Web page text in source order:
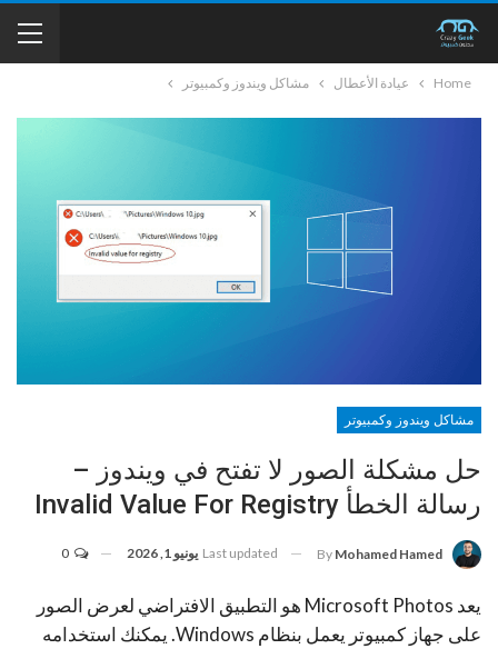
Home عيادة الأعطال مشاكل ويندوز وكمبيوتر
مشاكل ويندوز وكمبيوتر
حل مشكلة الصور لا تفتح في ويندوز –
رسالة الخطأ Invalid Value For Registry
By Mohamed Hamed
Last updated يونيو 1, 2026
يعد Microsoft Photos هو التطبيق الافتراضي لعرض الصور
على جهاز كمبيوتر يعمل بنظام Windows. يمكنك استخدامه